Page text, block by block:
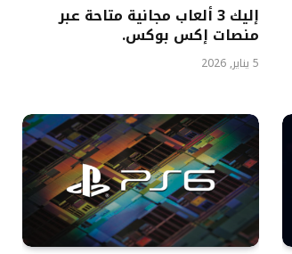
إليك 3 ألعاب مجانية متاحة عبر
منصات إكس بوكس.
5 يناير, 2026